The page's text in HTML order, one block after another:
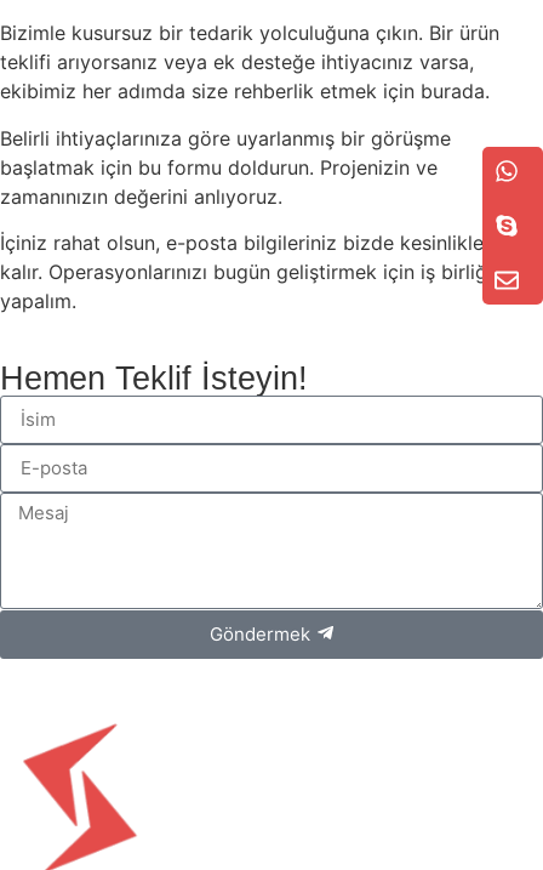
Bizimle kusursuz bir tedarik yolculuğuna çıkın. Bir ürün
teklifi arıyorsanız veya ek desteğe ihtiyacınız varsa,
ekibimiz her adımda size rehberlik etmek için burada.
Belirli ihtiyaçlarınıza göre uyarlanmış bir görüşme
başlatmak için bu formu doldurun. Projenizin ve
zamanınızın değerini anlıyoruz.
İçiniz rahat olsun, e-posta bilgileriniz bizde kesinlikle gizli
kalır. Operasyonlarınızı bugün geliştirmek için iş birliği
yapalım.
Hemen Teklif İsteyin!
Göndermek